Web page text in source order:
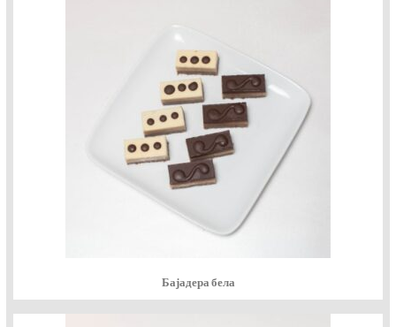
Бајадера бела